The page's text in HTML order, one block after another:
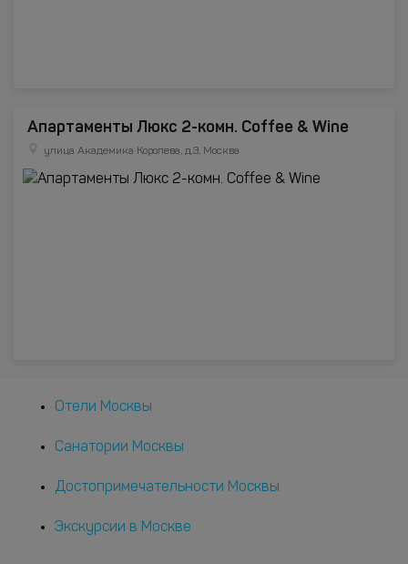
Апартаменты Люкс 2-комн. Coffee & Wine
улица Академика Королева, д.3, Москва
Отели Москвы
Санатории Москвы
Достопримечательности Москвы
Экскурсии в Москве